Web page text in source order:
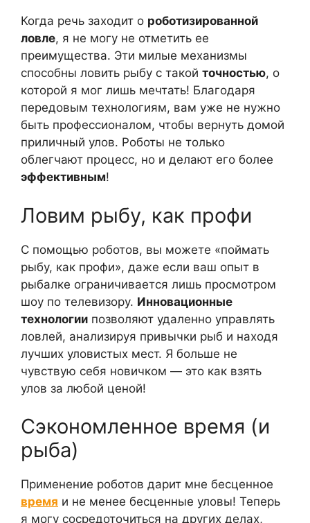
Когда речь заходит о роботизированной
ловле, я не могу не отметить ее
преимущества. Эти милые механизмы
способны ловить рыбу с такой точностью, о
которой я мог лишь мечтать! Благодаря
передовым технологиям, вам уже не нужно
быть профессионалом, чтобы вернуть домой
приличный улов. Роботы не только
облегчают процесс, но и делают его более
эффективным!
Ловим рыбу, как профи
С помощью роботов, вы можете «поймать
рыбу, как профи», даже если ваш опыт в
рыбалке ограничивается лишь просмотром
шоу по телевизору. Инновационные
технологии позволяют удаленно управлять
ловлей, анализируя привычки рыб и находя
лучших уловистых мест. Я больше не
чувствую себя новичком — это как взять
улов за любой ценой!
Сэкономленное время (и
рыба)
Применение роботов дарит мне бесценное
время и не менее бесценные уловы! Теперь
я могу сосредоточиться на других делах,